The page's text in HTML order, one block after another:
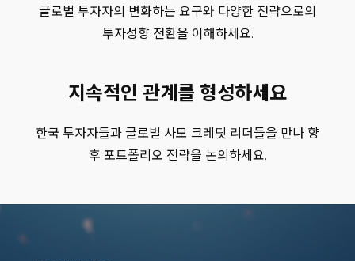
EQT Partners
Goldman Sachs
Hyundai Marine & Fire Insurance
I Squared Capital
KB Life Insurance
글로벌 투자자의 변화하는 요구와 다양한 전략으로의
투자성향 전환을 이해하세요.
지속적인 관계를 형성하세요
한국 투자자들과 글로벌 사모 크레딧 리더들을 만나 향
후 포트폴리오 전략을 논의하세요.